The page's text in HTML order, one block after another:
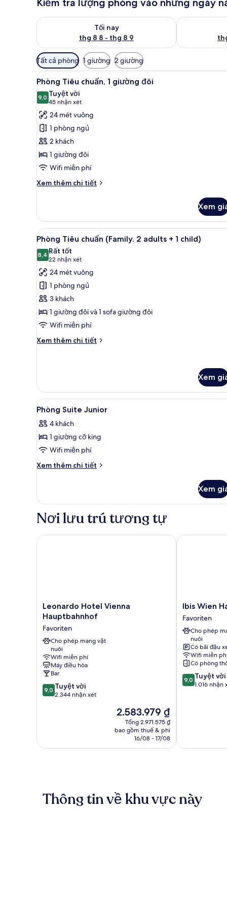
Tối nay
thg 8 8 - thg 8 9
Kiểm tra lượng phòng tối nay từ thg 8 8 - thg 8 9
Kiểm tra
Bộ
lọc
có
thể
dùng
để
lọc
tìm
phòng
Tất cả phòng 1 giường 2 giường
Xem
tất
cả
ảnh
Phòng
Tiêu
chuẩn,
1
giường
đôi
Bộ đồ giường kháng dị ứng,
9
Phòng Tiêu chuẩn, 1 giường đôi
9,09,0 trên 10
Tuyệt vời
45 nhận xét
(45
nhận
xét)
24 mét vuông
1 phòng ngủ
2 khách
1 giường đôi
Wifi miễn phí
Xem thêm chi tiết
Chi
Phòng
Tiêu
chuẩn,
giường
Xem
Xem
tất
cả
ảnh
Phòng
Tiêu
chuẩn
(Family.
2
adults
Phòng Tiêu chuẩn (Family. 2
8
Phòng Tiêu chuẩn (Family. 2 adults + 1 child)
8,48,4 trên 10
Rất tốt
22 nhận xét
(22
nhận
xét)
24 mét vuông
1 phòng ngủ
3 khách
1 giường đôi và 1 sofa giường đôi
Wifi miễn phí
Xem thêm chi tiết
Chi
Tiêu
chuẩn
(Family.
2
adults
child)
Xem
Xem
tất
cả
ảnh
Phòng
Suite
Phòng Suite Junior | Bộ đồ
5
Phòng Suite Junior
4 khách
1 giường cỡ king
Wifi miễn phí
Xem thêm chi tiết
Chi
Phòng
Junior
Xem
Nơi lưu trú tương tự
Leonardo
Hotel
Vienna
Hauptbahnhof
Favoriten
Leonardo Hotel Vienna
Hauptbahnhof
Favoriten
Cho phép mang vật
nuôi
Wifi miễn phí
Máy điều hòa
Bar
9.0
trên
xét
9,0 Tuyệt vời
2.344 nhận xét
Giá
hiện
tại
2.583.979 ₫
2.583.979 ₫
Tổng 2.971.575 ₫
bao gồm thuế & phí
16/08 - 17/08
Leonardo Hotel Vienna Hauptbahnhof
Ibis
Wien
Hauptbahnhof
Favoriten
Ibis Wien
Favoriten
Cho phép
nuôi
Có bãi đậu
Wifi miễn
Có phòng
9.0
trên
9,0 Tuyệt vời
1.016 nhận
Ibis Wien
Thông tin về khu vực này